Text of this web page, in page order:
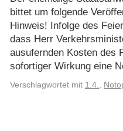
bittet um folgende
Hinweis! Infolge des
dass Herr
ausufernden Kosten des
sofortiger Wirkung eine
Verschlagwortet mit 1.4.,